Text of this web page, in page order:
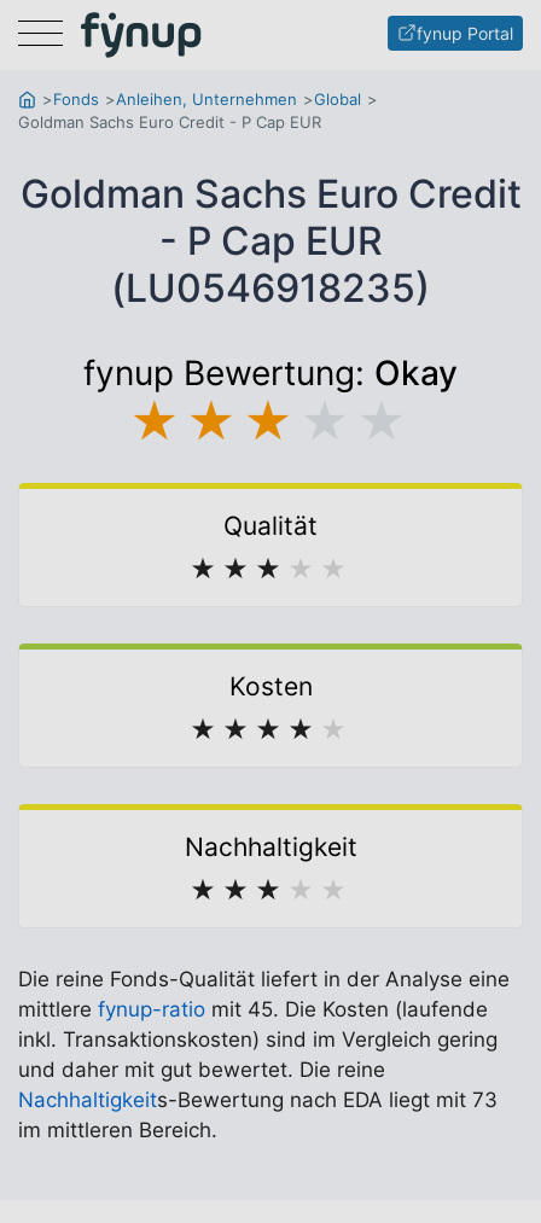
Menu fynup Portal
Fonds Anleihen, Unternehmen
Global
Goldman Sachs Euro Credit - P Cap EUR
Goldman Sachs Euro Credit
- P Cap EUR
(LU0546918235)
fynup Bewertung: Okay
★ ★ ★
Qualität
★ ★ ★ ★ ★
Kosten
★ ★ ★ ★ ★
Nachhaltigkeit
★ ★ ★ ★ ★
Die reine Fonds-Qualität liefert in der Analyse eine
mittlere fynup-ratio mit 45. Die Kosten (laufende
inkl. Transaktionskosten) sind im Vergleich gering
und daher mit gut bewertet. Die reine
Nachhaltigkeits-Bewertung nach EDA liegt mit 73
im mittleren Bereich.